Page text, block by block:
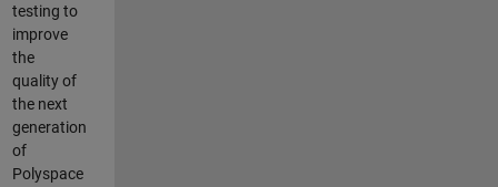
testing to
improve
the
quality of
the next
generation
of
Polyspace